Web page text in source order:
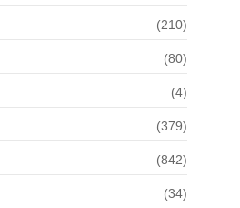
(210)
(80)
(4)
(379)
(842)
(34)